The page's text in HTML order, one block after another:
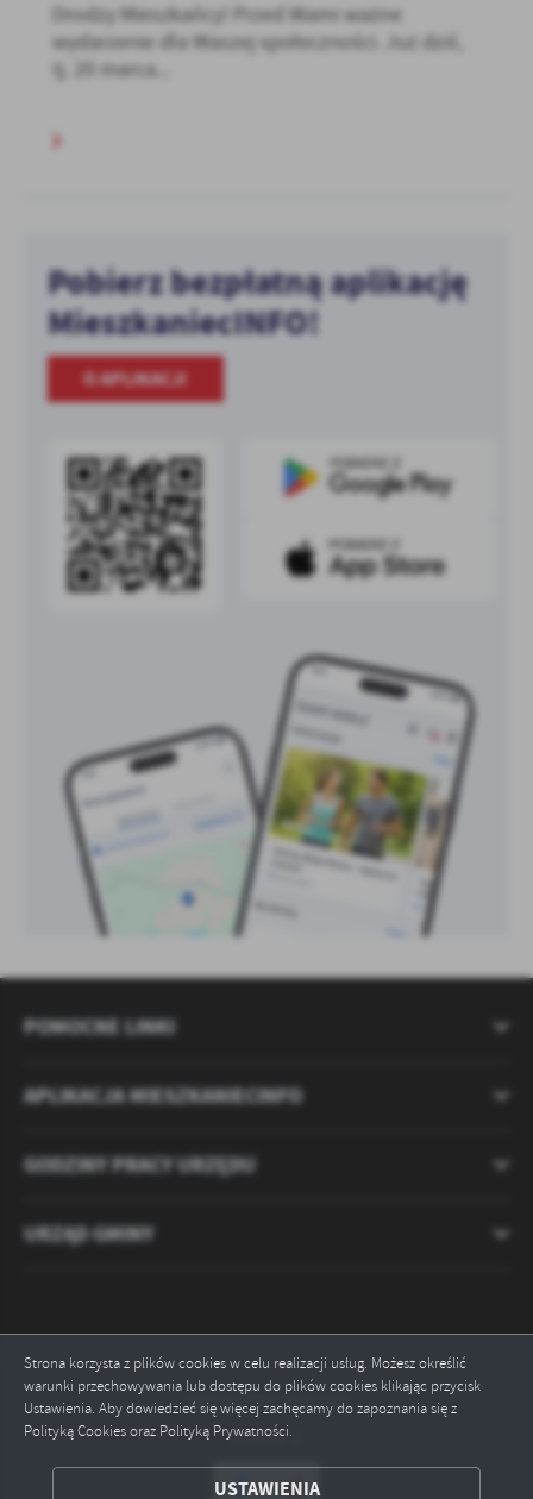
Strona korzysta z plików cookies w celu realizacji usług. Możesz określić
warunki przechowywania lub dostępu do plików cookies klikając przycisk
Ustawienia. Aby dowiedzieć się więcej zachęcamy do zapoznania się z
Polityką Cookies oraz Polityką Prywatności.
USTAWIENIA
Drodzy Mieszkańcy! Przed Wami ważne
wydarzenie dla Waszej społeczności. Już dziś,
tj. 20 marca...
Pobierz bezpłatną aplikację
MieszkaniecINFO!
O APLIKACJI
POMOCNE LINKI
APLIKACJA MIESZKANIECINFO
GODZINY PRACY URZĘDU
URZĄD GMINY
Odwiedzin: 2121238
Online: 1